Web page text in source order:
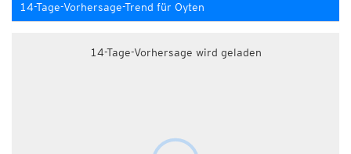
14-Tage-Vorhersage-Trend für Oyten
14-Tage-Vorhersage wird geladen